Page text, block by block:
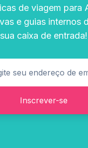
de viagem para
e guias internos
sua caixa de entrada!
Inscrever-se